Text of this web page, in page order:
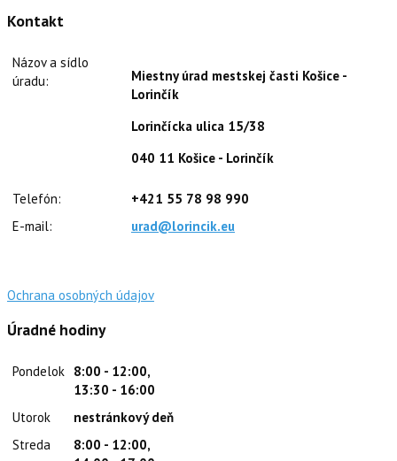
Kontakt
Názov a sídlo
úradu:
Miestny úrad mestskej časti Košice -
Lorinčík
Lorinčícka ulica 15/38
040 11 Košice - Lorinčík
Telefón:
+421 55 78 98 990
E-mail:
urad@lorincik.eu
Ochrana osobných údajov
Úradné hodiny
Pondelok
8:00 - 12:00,
13:30 - 16:00
Utorok
nestránkový deň
Streda
8:00 - 12:00,